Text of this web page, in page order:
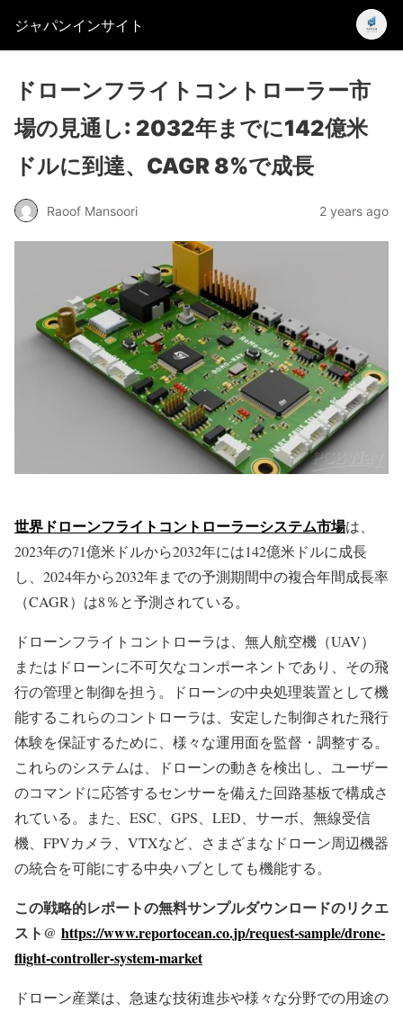
ジャパンインサイト
ドローンフライトコントローラー市
場の見通し: 2032年までに142億米
ドルに到達、CAGR 8%で成長
Raoof Mansoori 2 years ago
世界ドローンフライトコントローラーシステム市場は、
2023年の71億米ドルから2032年には142億米ドルに成長
し、2024年から2032年までの予測期間中の複合年間成長率
（CAGR）は8％と予測されている。
ドローンフライトコントローラは、無人航空機（UAV）
またはドローンに不可欠なコンポーネントであり、その飛
行の管理と制御を担う。ドローンの中央処理装置として機
能するこれらのコントローラは、安定した制御された飛行
体験を保証するために、様々な運用面を監督・調整する。
これらのシステムは、ドローンの動きを検出し、ユーザー
のコマンドに応答するセンサーを備えた回路基板で構成さ
れている。また、ESC、GPS、LED、サーボ、無線受信
機、FPVカメラ、VTXなど、さまざまなドローン周辺機器
の統合を可能にする中央ハブとしても機能する。
この戦略的レポートの無料サンプルダウンロードのリクエ
スト@ https://www.reportocean.co.jp/request-sample/drone-
flight-controller-system-market
ドローン産業は、急速な技術進歩や様々な分野での用途の